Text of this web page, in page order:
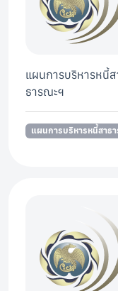
แผนการบริหารหนี้
ธารณะฯ
แผนการบริหารหนี้สาธ